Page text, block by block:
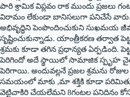
పారి శ్రామిక విప్లవం రాక ముందు ప్రజలు
విరామం లేకుండా బానిసలుగా పనిచేసే
అభివృద్ధిని పెంపొందించుకుని సుఖమయ
సృష్టించుకున్నాడు. యాంత్రీకరణ తర్వాత
శ్రమకు కూడా తగిన ప్రధాన్యత ఏర్పడింది.
పెరిగిందో అదే స్థాయిలో సామాజిక స్పృహ
పెరిగాయి. అందువల్లనే ప్రజల శ్రమను
సమయంలో మాకు ,మా శక్తికి కూడా
వెట్టిచాకిరి చేయలేమని 8గంటల పనిదినం